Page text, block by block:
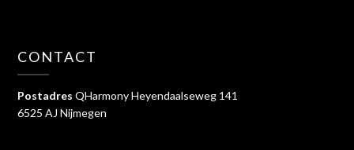
CONTACT
Postadres QHarmony Heyendaalseweg 141
6525 AJ Nijmegen